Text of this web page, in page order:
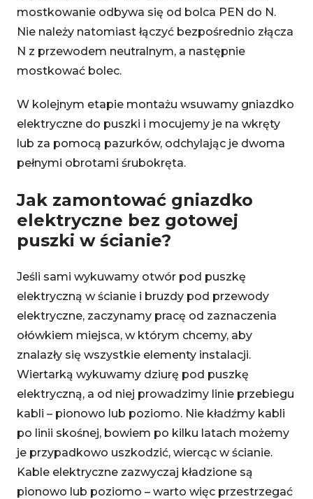
mostkowanie odbywa się od bolca PEN do N.
Nie należy natomiast łączyć bezpośrednio złącza
N z przewodem neutralnym, a następnie
mostkować bolec.
W kolejnym etapie montażu wsuwamy gniazdko
elektryczne do puszki i mocujemy je na wkręty
lub za pomocą pazurków, odchylając je dwoma
pełnymi obrotami śrubokręta.
Jak zamontować gniazdko
elektryczne bez gotowej
puszki w ścianie?
Jeśli sami wykuwamy otwór pod puszkę
elektryczną w ścianie i bruzdy pod przewody
elektryczne, zaczynamy pracę od zaznaczenia
ołówkiem miejsca, w którym chcemy, aby
znalazły się wszystkie elementy instalacji.
Wiertarką wykuwamy dziurę pod puszkę
elektryczną, a od niej prowadzimy linie przebiegu
kabli – pionowo lub poziomo. Nie kładźmy kabli
po linii skośnej, bowiem po kilku latach możemy
je przypadkowo uszkodzić, wiercąc w ścianie.
Kable elektryczne zazwyczaj kładzione są
pionowo lub poziomo – warto więc przestrzegać